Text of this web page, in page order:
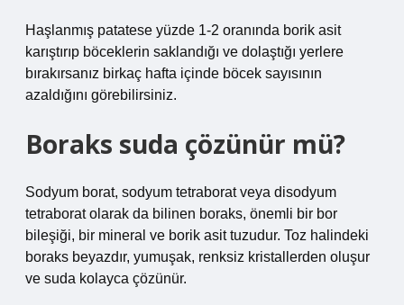
Haşlanmış patatese yüzde 1-2 oranında borik asit
karıştırıp böceklerin saklandığı ve dolaştığı yerlere
bırakırsanız birkaç hafta içinde böcek sayısının
azaldığını görebilirsiniz.
Boraks suda çözünür mü?
Sodyum borat, sodyum tetraborat veya disodyum
tetraborat olarak da bilinen boraks, önemli bir bor
bileşiği, bir mineral ve borik asit tuzudur. Toz halindeki
boraks beyazdır, yumuşak, renksiz kristallerden oluşur
ve suda kolayca çözünür.